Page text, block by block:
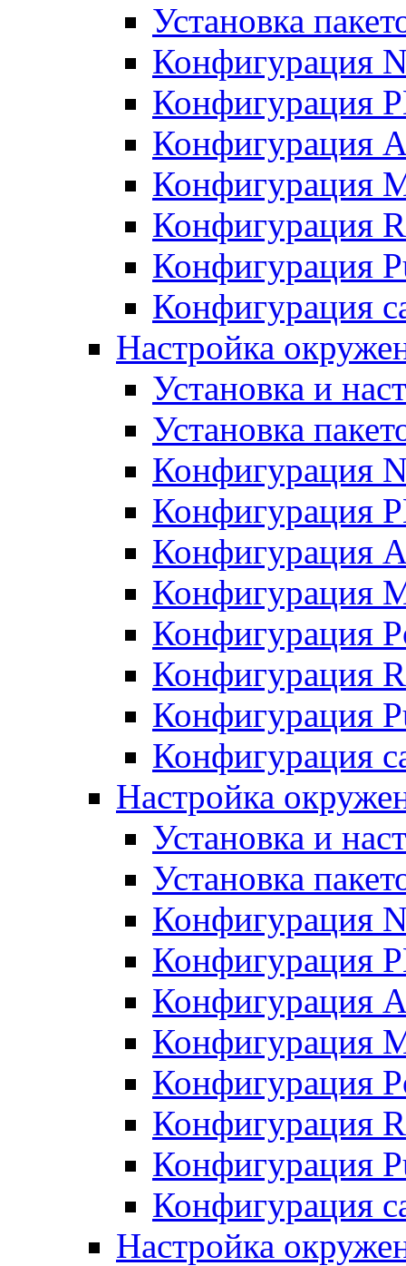
Установка
Конфигурация
Конфигурация
Конфигурация
Конфигурация
Конфигурация
Конфигурация
Конфигурация
Настройка
Установка и
Установка
Конфигурация
Конфигурация
Конфигурация
Конфигурация
Конфигурация
Конфигурация
Конфигурация
Конфигурация
Настройка
Установка и
Установка
Конфигурация
Конфигурация
Конфигурация
Конфигурация
Конфигурация
Конфигурация
Конфигурация
Конфигурация
Настройка